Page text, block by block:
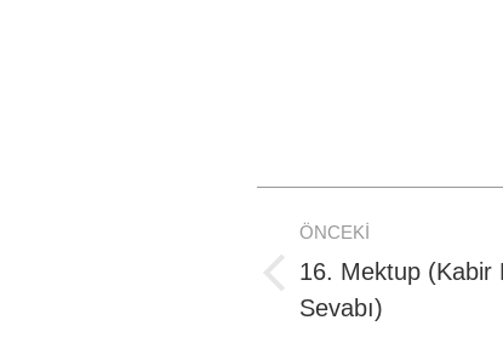
Post
navigation
ÖNCEKI
Previous
post:
16. Mektup (Kabir
Sevabı)